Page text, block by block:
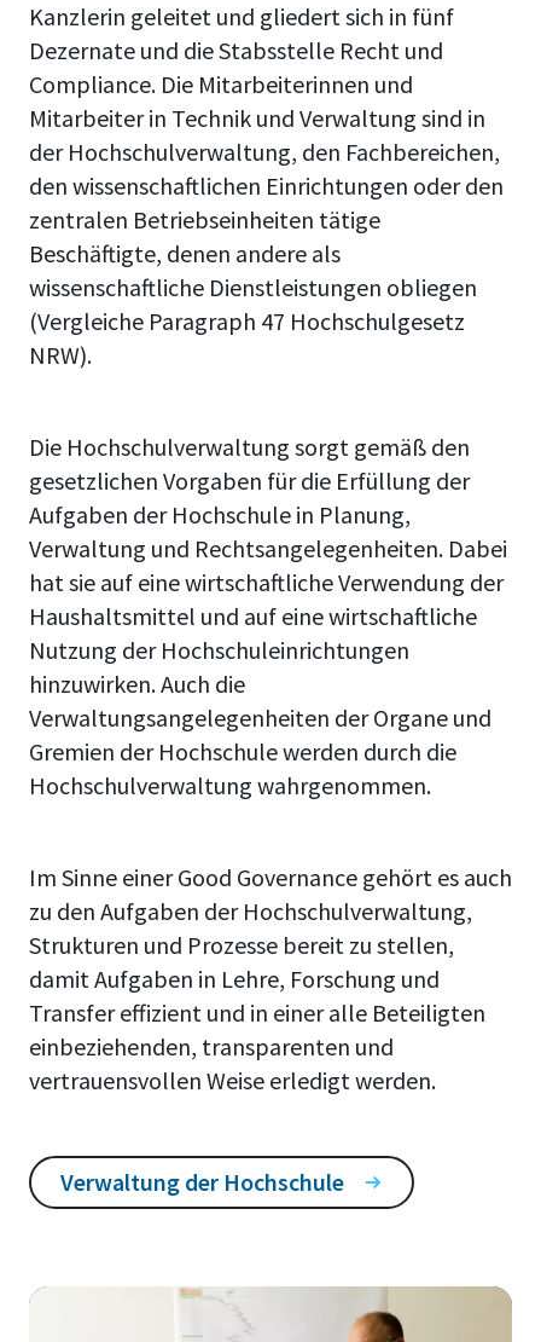
Kanzlerin geleitet und gliedert sich in fünf
Dezernate und die Stabsstelle Recht und
Compliance. Die Mitarbeiterinnen und
Mitarbeiter in Technik und Verwaltung sind in
der Hochschulverwaltung, den Fachbereichen,
den wissenschaftlichen Einrichtungen oder den
zentralen Betriebseinheiten tätige
Beschäftigte, denen andere als
wissenschaftliche Dienstleistungen obliegen
(Vergleiche Paragraph 47 Hochschulgesetz
NRW).
Die Hochschulverwaltung sorgt gemäß den
gesetzlichen Vorgaben für die Erfüllung der
Aufgaben der Hochschule in Planung,
Verwaltung und Rechtsangelegenheiten. Dabei
hat sie auf eine wirtschaftliche Verwendung der
Haushaltsmittel und auf eine wirtschaftliche
Nutzung der Hochschuleinrichtungen
hinzuwirken. Auch die
Verwaltungsangelegenheiten der Organe und
Gremien der Hochschule werden durch die
Hochschulverwaltung wahrgenommen.
Im Sinne einer Good Governance gehört es auch
zu den Aufgaben der Hochschulverwaltung,
Strukturen und Prozesse bereit zu stellen,
damit Aufgaben in Lehre, Forschung und
Transfer effizient und in einer alle Beteiligten
einbeziehenden, transparenten und
vertrauensvollen Weise erledigt werden.
Verwaltung der Hochschule